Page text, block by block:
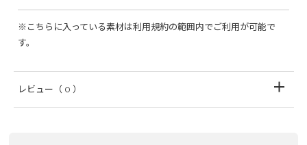
※こちらに入っている素材は利用規約の範囲内でご利用が可能で
す。
レビュー （ 0 ）